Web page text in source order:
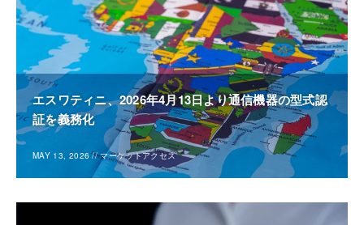
エスワティニ、2026年4月13日より通信機器の型式認
証を義務化
MAY 13, 2026 //マーケットアクセス